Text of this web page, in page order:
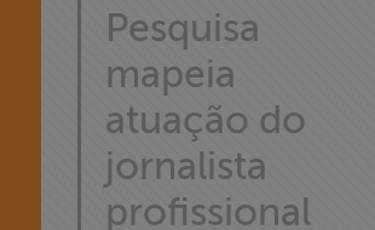
Pesquisa
mapeia
atuação do
jornalista
profissional